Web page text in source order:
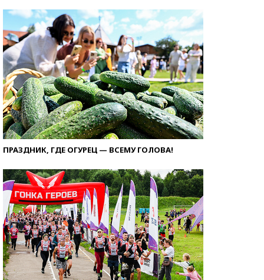
ПРАЗДНИК, ГДЕ ОГУРЕЦ — ВСЕМУ ГОЛОВА!